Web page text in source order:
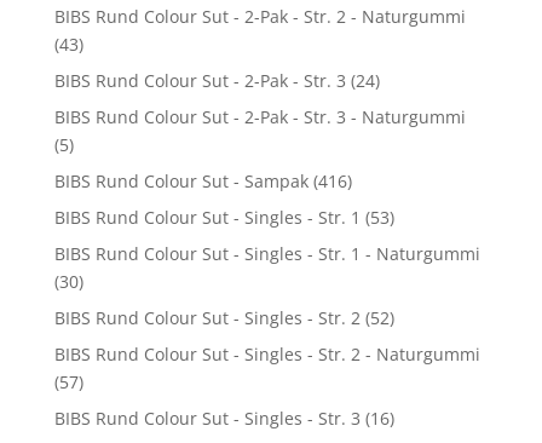
BIBS Rund Colour Sut - 2-Pak - Str. 2 - Naturgummi
(43)
BIBS Rund Colour Sut - 2-Pak - Str. 3 (24)
BIBS Rund Colour Sut - 2-Pak - Str. 3 - Naturgummi
(5)
BIBS Rund Colour Sut - Sampak (416)
BIBS Rund Colour Sut - Singles - Str. 1 (53)
BIBS Rund Colour Sut - Singles - Str. 1 - Naturgummi
(30)
BIBS Rund Colour Sut - Singles - Str. 2 (52)
BIBS Rund Colour Sut - Singles - Str. 2 - Naturgummi
(57)
BIBS Rund Colour Sut - Singles - Str. 3 (16)